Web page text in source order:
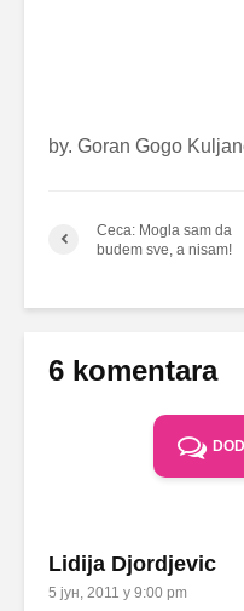
by. Goran Gogo
Ceca: Mogla sam da
budem sve, a nisam!
6 komentara
Lidija Djordjevic
5 јун, 2011 у 9:00 pm